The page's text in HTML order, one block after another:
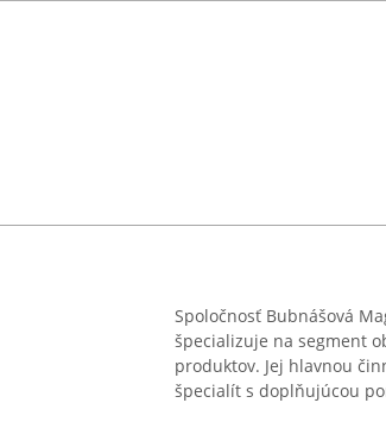
Spoločnosť Bubnášová
špecializuje na segment
produktov. Jej hlavnou
špecialít s doplňujúcou